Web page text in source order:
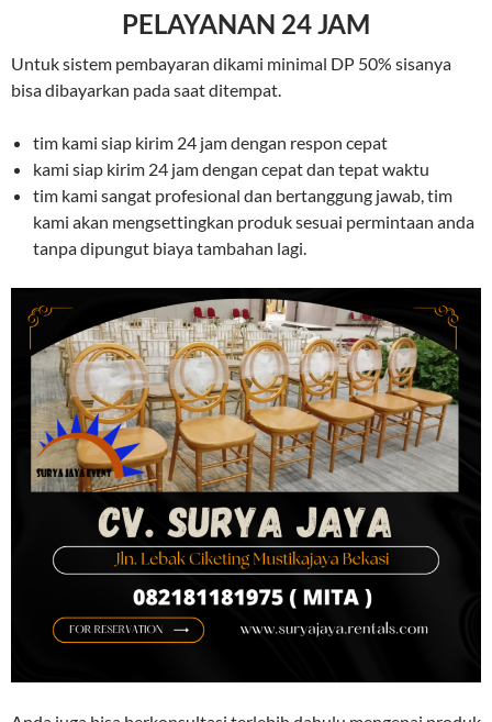
PELAYANAN 24 JAM
Untuk sistem pembayaran dikami minimal DP 50% sisanya
bisa dibayarkan pada saat ditempat.
tim kami siap kirim 24 jam dengan respon cepat
kami siap kirim 24 jam dengan cepat dan tepat waktu
tim kami sangat profesional dan bertanggung jawab, tim
kami akan mengsettingkan produk sesuai permintaan anda
tanpa dipungut biaya tambahan lagi.